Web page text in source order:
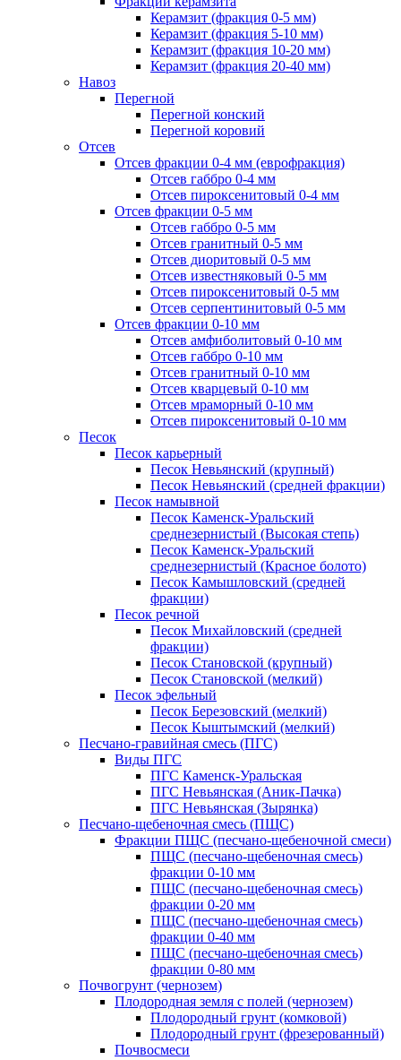
Керамзит (фракция 0-5 мм)
Керамзит (фракция 5-10 мм)
Керамзит (фракция 10-20 мм)
Керамзит (фракция 20-40 мм)
Навоз
Перегной
Перегной конский
Перегной коровий
Отсев
Отсев фракции 0-4 мм (еврофракция)
Отсев габбро 0-4 мм
Отсев пироксенитовый 0-4 мм
Отсев фракции 0-5 мм
Отсев габбро 0-5 мм
Отсев гранитный 0-5 мм
Отсев диоритовый 0-5 мм
Отсев известняковый 0-5 мм
Отсев пироксенитовый 0-5 мм
Отсев серпентинитовый 0-5 мм
Отсев фракции 0-10 мм
Отсев амфиболитовый 0-10 мм
Отсев габбро 0-10 мм
Отсев гранитный 0-10 мм
Отсев кварцевый 0-10 мм
Отсев мраморный 0-10 мм
Отсев пироксенитовый 0-10 мм
Песок
Песок карьерный
Песок Невьянский (крупный)
Песок Невьянский (средней фракции)
Песок намывной
Песок Каменск-Уральский
среднезернистый (Высокая степь)
Песок Каменск-Уральский
среднезернистый (Красное болото)
Песок Камышловский (средней
фракции)
Песок речной
Песок Михайловский (средней
фракции)
Песок Становской (крупный)
Песок Становской (мелкий)
Песок эфельный
Песок Березовский (мелкий)
Песок Кыштымский (мелкий)
Песчано-гравийная смесь (ПГС)
Виды ПГС
ПГС Каменск-Уральская
ПГС Невьянская (Аник-Пачка)
ПГС Невьянская (Зырянка)
Песчано-щебеночная смесь (ПЩС)
Фракции ПЩС (песчано-щебеночной смеси)
ПЩС (песчано-щебеночная смесь)
фракции 0-10 мм
ПЩС (песчано-щебеночная смесь)
фракции 0-20 мм
ПЩС (песчано-щебеночная смесь)
фракции 0-40 мм
ПЩС (песчано-щебеночная смесь)
фракции 0-80 мм
Почвогрунт (чернозем)
Плодородная земля с полей (чернозем)
Плодородный грунт (комковой)
Плодородный грунт (фрезерованный)
Почвосмеси